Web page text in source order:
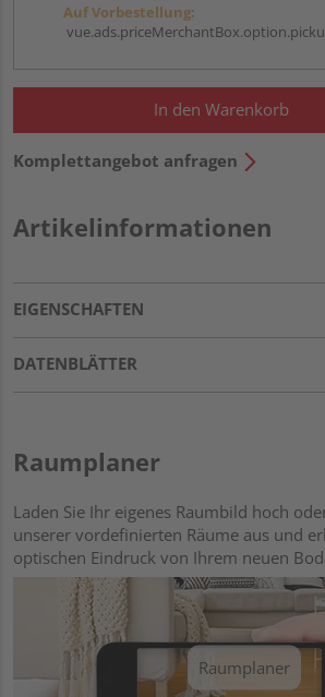
Auf Vorbestellung:
In den Warenkorb
Komplettangebot anfragen
Artikelinformationen
EIGENSCHAFTEN
DATENBLÄTTER
Raumplaner
Laden Sie Ihr eigenes Raumbild hoch
unserer vordefinierten Räume aus und
optischen Eindruck von Ihrem neuen
Raumplaner